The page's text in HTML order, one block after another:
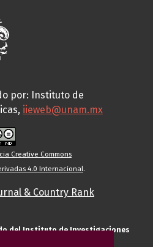
por: Instituto de
iieweb@unam.mx
Creative Commons
4.0 Internacional.
del Instituto de Investigaciones